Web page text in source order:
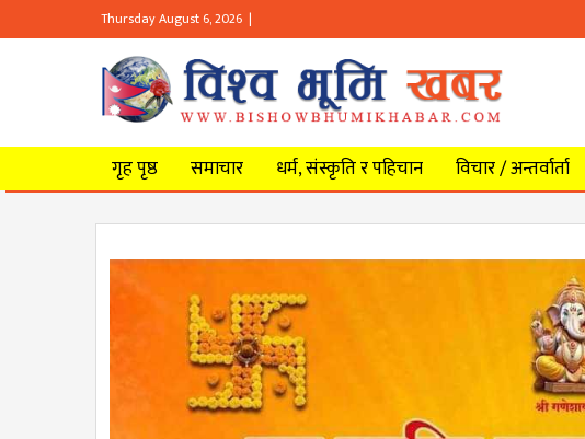
Thursday August 6, 2026 |
गृह पृष्ठ समाचार धर्म, संस्कृति र पहिचान विचार / अन्तर्वार्ता